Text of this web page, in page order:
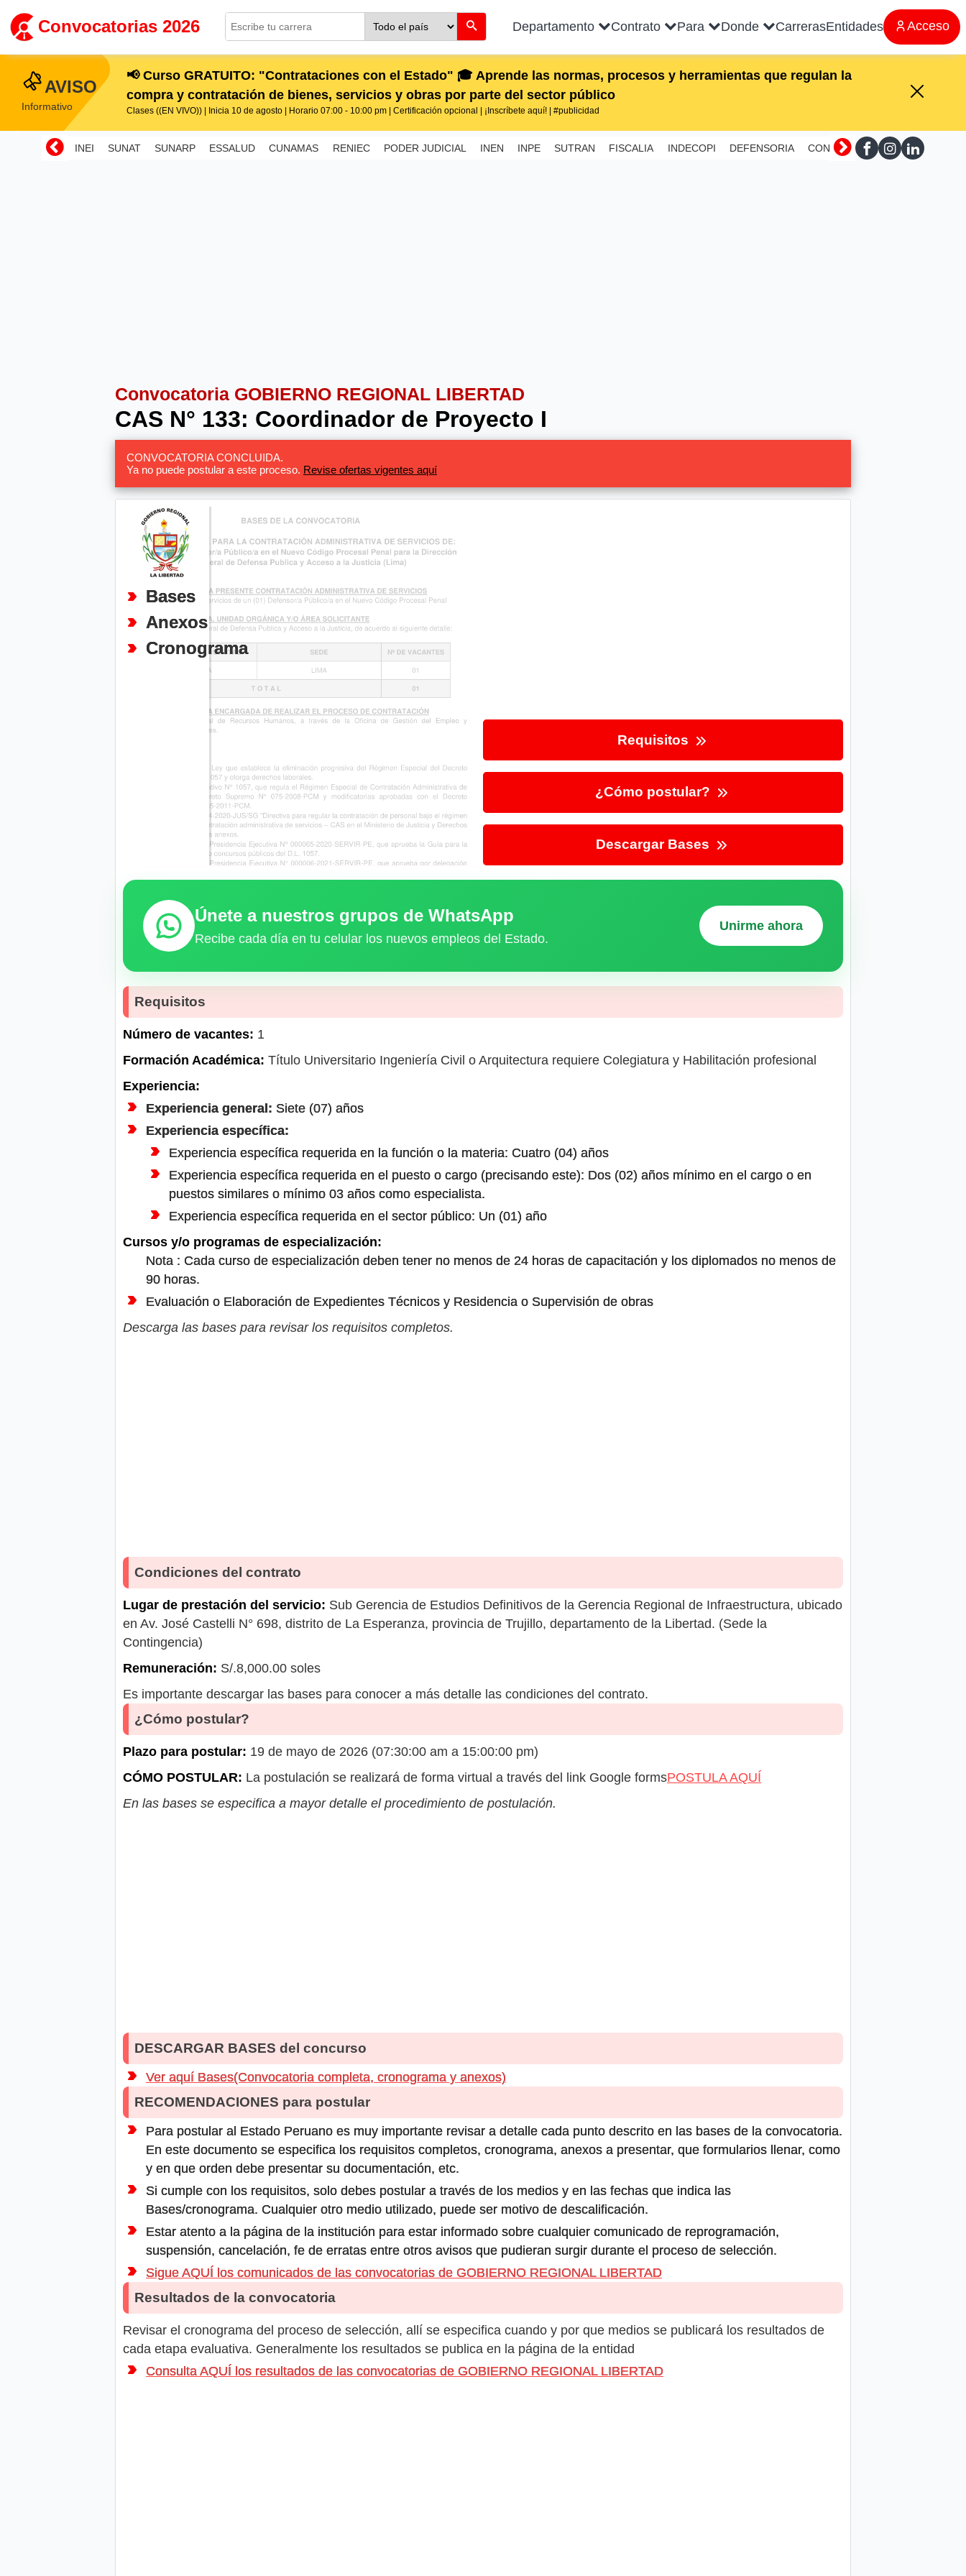
Convocatorias 2026 Departamento Contrato Para Donde CarrerasEntidades Acceso
AVISO
Informativo
📢 Curso GRATUITO: "Contrataciones con el Estado" 🎓 Aprende las normas, procesos y herramientas que regulan la
compra y contratación de bienes, servicios y obras por parte del sector público
Clases ((EN VIVO)) | Inicia 10 de agosto | Horario 07:00 - 10:00 pm | Certificación opcional | ¡Inscríbete aquí! | #publicidad
INEI SUNAT SUNARP ESSALUD CUNAMAS RENIEC PODER JUDICIAL INEN INPE SUTRAN FISCALIA INDECOPI DEFENSORIA CONTRALORIA SUNAFIL
Convocatoria GOBIERNO REGIONAL LIBERTAD
CAS N° 133: Coordinador de Proyecto I
CONVOCATORIA CONCLUIDA.
Ya no puede postular a este proceso. Revise ofertas vigentes aquí
Bases
Anexos
Cronograma
Requisitos
¿Cómo postular?
Descargar Bases
Únete a nuestros grupos de WhatsApp
Recibe cada día en tu celular los nuevos empleos del Estado.
Unirme ahora
Requisitos
Número de vacantes: 1
Formación Académica: Título Universitario Ingeniería Civil o Arquitectura requiere Colegiatura y Habilitación profesional
Experiencia:
Experiencia general: Siete (07) años
Experiencia específica:
Experiencia específica requerida en la función o la materia: Cuatro (04) años
Experiencia específica requerida en el puesto o cargo (precisando este): Dos (02) años mínimo en el cargo o en
puestos similares o mínimo 03 años como especialista.
Experiencia específica requerida en el sector público: Un (01) año
Cursos y/o programas de especialización:
Nota : Cada curso de especialización deben tener no menos de 24 horas de capacitación y los diplomados no menos de
90 horas.
Evaluación o Elaboración de Expedientes Técnicos y Residencia o Supervisión de obras
Descarga las bases para revisar los requisitos completos.
Condiciones del contrato
Lugar de prestación del servicio: Sub Gerencia de Estudios Definitivos de la Gerencia Regional de Infraestructura, ubicado
en Av. José Castelli N° 698, distrito de La Esperanza, provincia de Trujillo, departamento de la Libertad. (Sede la
Contingencia)
Remuneración: S/.8,000.00 soles
Es importante descargar las bases para conocer a más detalle las condiciones del contrato.
¿Cómo postular?
Plazo para postular: 19 de mayo de 2026 (07:30:00 am a 15:00:00 pm)
CÓMO POSTULAR: La postulación se realizará de forma virtual a través del link Google formsPOSTULA AQUÍ
En las bases se especifica a mayor detalle el procedimiento de postulación.
DESCARGAR BASES del concurso
Ver aquí Bases(Convocatoria completa, cronograma y anexos)
RECOMENDACIONES para postular
Para postular al Estado Peruano es muy importante revisar a detalle cada punto descrito en las bases de la convocatoria.
En este documento se especifica los requisitos completos, cronograma, anexos a presentar, que formularios llenar, como
y en que orden debe presentar su documentación, etc.
Si cumple con los requisitos, solo debes postular a través de los medios y en las fechas que indica las
Bases/cronograma. Cualquier otro medio utilizado, puede ser motivo de descalificación.
Estar atento a la página de la institución para estar informado sobre cualquier comunicado de reprogramación,
suspensión, cancelación, fe de erratas entre otros avisos que pudieran surgir durante el proceso de selección.
Sigue AQUÍ los comunicados de las convocatorias de GOBIERNO REGIONAL LIBERTAD
Resultados de la convocatoria
Revisar el cronograma del proceso de selección, allí se especifica cuando y por que medios se publicará los resultados de
cada etapa evaluativa. Generalmente los resultados se publica en la página de la entidad
Consulta AQUÍ los resultados de las convocatorias de GOBIERNO REGIONAL LIBERTAD